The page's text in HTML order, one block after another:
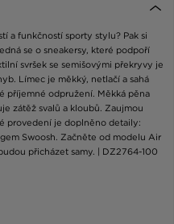
a funkčností sporty stylu? Pak si
se o sneakersy, které podpoří
svršek se semišovými překryvy je
Límec je měkký, netlačí a sahá
příjemné odpružení. Měkká pěna
zátěž svalů a kloubů. Zaujmou
provedení je doplněno detaily:
Swoosh. Začněte od modelu Air
přicházet samy. | DZ2764-100